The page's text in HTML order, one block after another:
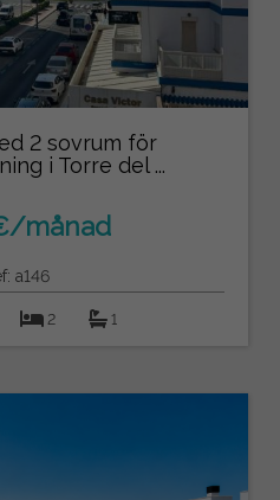
2 sovrum för
i Torre del ...
månad
a146
2 1